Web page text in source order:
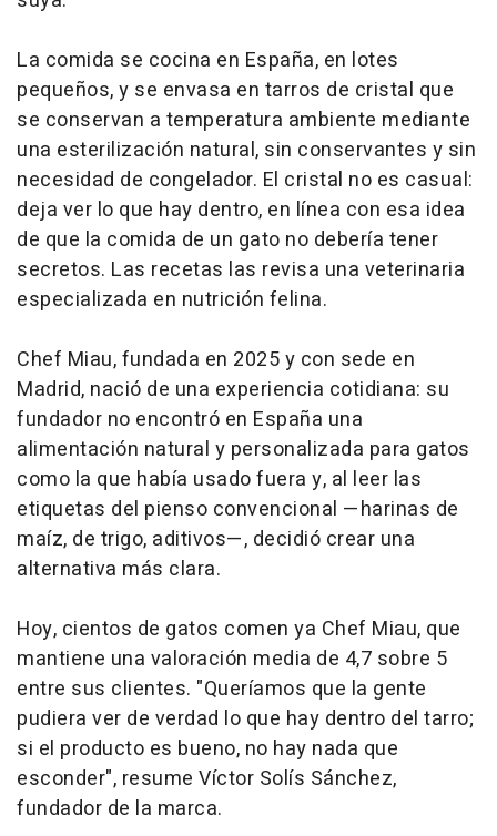
La comida se cocina en España, en lotes
pequeños, y se envasa en tarros de cristal que
se conservan a temperatura ambiente mediante
una esterilización natural, sin conservantes y sin
necesidad de congelador. El cristal no es casual:
deja ver lo que hay dentro, en línea con esa idea
de que la comida de un gato no debería tener
secretos. Las recetas las revisa una veterinaria
especializada en nutrición felina.
Chef Miau, fundada en 2025 y con sede en
Madrid, nació de una experiencia cotidiana: su
fundador no encontró en España una
alimentación natural y personalizada para gatos
como la que había usado fuera y, al leer las
etiquetas del pienso convencional —harinas de
maíz, de trigo, aditivos—, decidió crear una
alternativa más clara.
Hoy, cientos de gatos comen ya Chef Miau, que
mantiene una valoración media de 4,7 sobre 5
entre sus clientes. "Queríamos que la gente
pudiera ver de verdad lo que hay dentro del tarro;
si el producto es bueno, no hay nada que
esconder", resume Víctor Solís Sánchez,
fundador de la marca.